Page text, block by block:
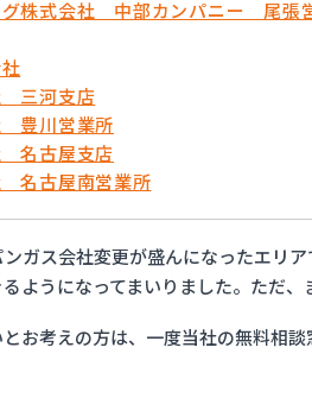
グ株式会社 中部カンパニー 尾張
三河支店
豊川営業所
名古屋支店
名古屋南営業所
式会社 安城営業所
式会社 西三河支店
会社 岡崎営業所
式会社 蒲郡営業所
ガス会社変更が盛んになったエリ
ようになってまいりました。ただ
お考えの方は、一度当社の無料相談